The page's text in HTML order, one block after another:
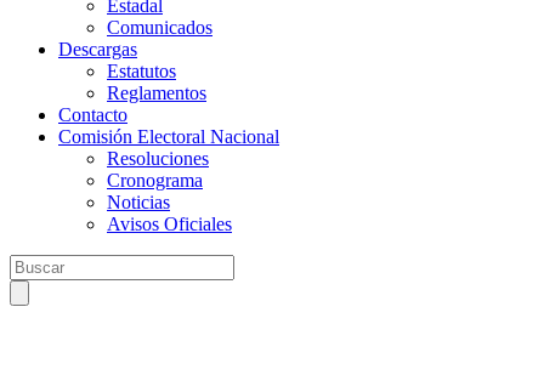
Estadal
Comunicados
Descargas
Estatutos
Reglamentos
Contacto
Comisión Electoral Nacional
Resoluciones
Cronograma
Noticias
Avisos Oficiales